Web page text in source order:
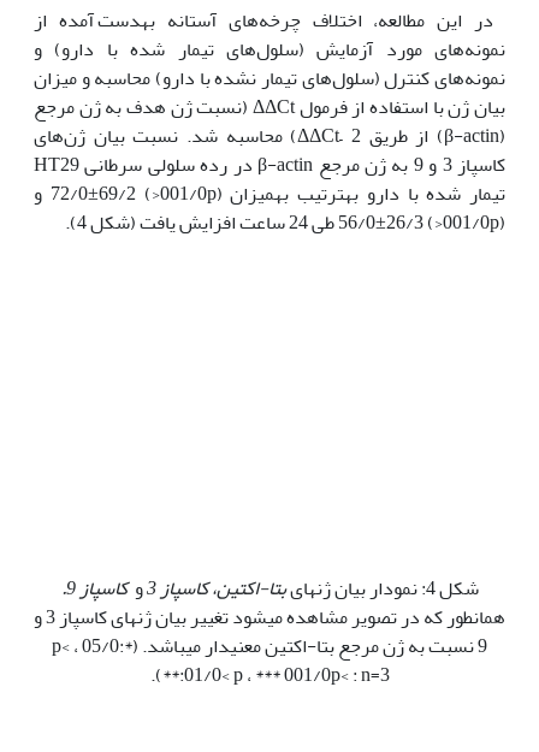
در این مطالعه، اختلاف چرخه‌های آستانه به‫دست آمده از
نمونه‌های مورد آزمایش (سلول‌های تیمار شده با دارو) و
نمونه‌های کنترل (سلول‌های تیمار نشده با دارو) محاسبه و میزان
بیان ژن با استفاده از فرمول ΔΔCt (نسبت ژن‌ هدف به ژن مرجع
(β-actin) از طریق 2 –ΔΔCt) محاسبه شد. نسبت بیان ژن‌های
کاسپاز 3 و 9 به ژن مرجع β-actin در رده سلولی سرطانی HT29
تیمار شده با دارو به‫ترتیب به‫میزان (001/0p<) 72/0±69/2 و
(001/0p<) 56/0±26/3 طی 24 ساعت افزایش یافت (شکل 4).
شکل 4: نمودار بیان ژن‫های بتا-اکتین، کاسپاز 3 وکاسپاز 9.
همان‫طور که در تصویر مشاهده می‫شود تغییر بیان ژن‫های کاسپاز 3 و
9 نسبت به ژن مرجع بتا-اکتین معنی‫دار می‫باشد. (*:05/0­ p<­ ،
**:01/0< p ، *** 001/0p< : n=3).